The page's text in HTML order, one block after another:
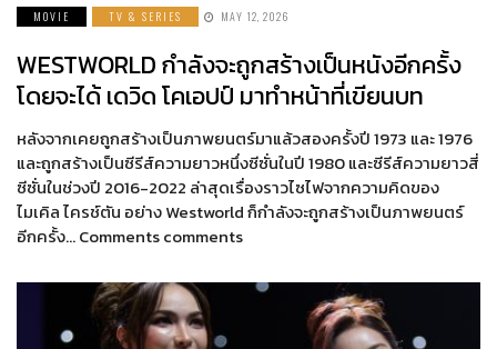
MOVIE TV & SERIES MAY 12, 2026
WESTWORLD กำลังจะถูกสร้างเป็นหนังอีกครั้ง
โดยจะได้ เดวิด โคเอปป์ มาทำหน้าที่เขียนบท
หลังจากเคยถูกสร้างเป็นภาพยนตร์มาแล้วสองครั้งปี 1973 และ 1976
และถูกสร้างเป็นซีรีส์ความยาวหนึ่งซีซั่นในปี 1980 และซีรีส์ความยาวสี่
ซีซั่นในช่วงปี 2016-2022 ล่าสุดเรื่องราวไซไฟจากความคิดของ
ไมเคิล ไครช์ตัน อย่าง Westworld ก็กำลังจะถูกสร้างเป็นภาพยนตร์
อีกครั้ง… Comments comments